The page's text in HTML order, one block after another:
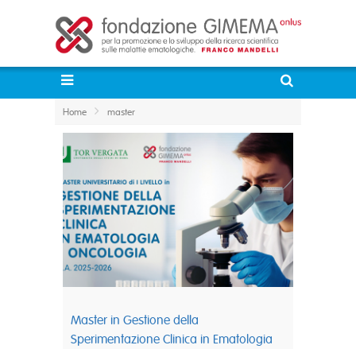
Home master
Master in Gestione della
Sperimentazione Clinica in Ematologia